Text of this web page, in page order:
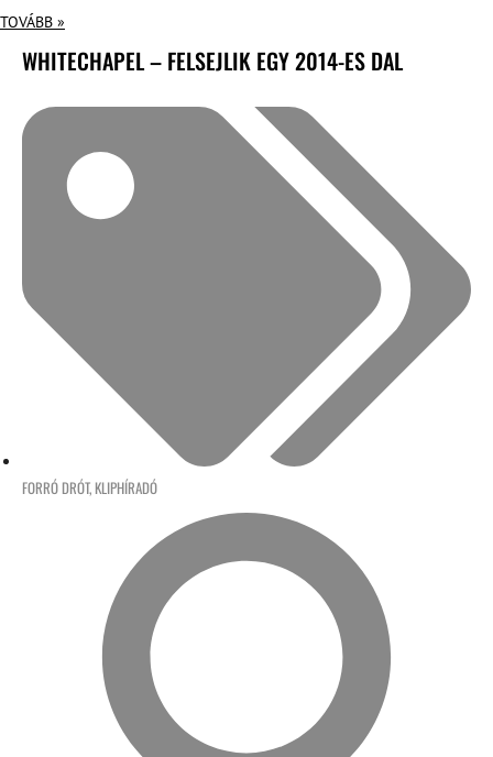
TOVÁBB »
WHITECHAPEL – FELSEJLIK EGY 2014-ES DAL
FORRÓ DRÓT, KLIPHÍRADÓ